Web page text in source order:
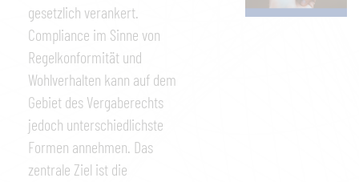
gesetzlich verankert.
Compliance im Sinne von
Regelkonformität und
Wohlverhalten kann auf dem
Gebiet des Vergaberechts
jedoch unterschiedlichste
Formen annehmen. Das
zentrale Ziel ist die